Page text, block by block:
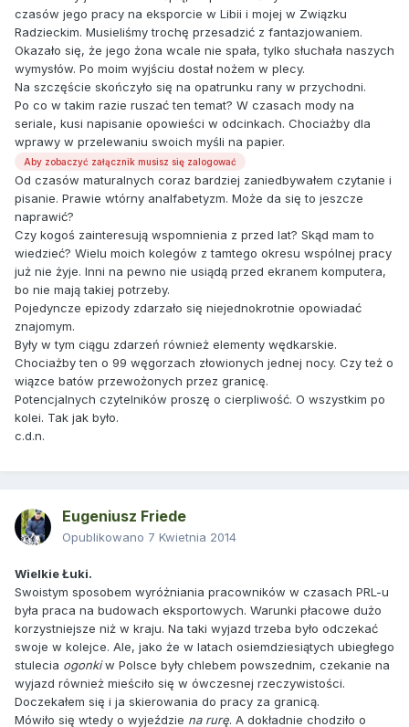
czasów jego pracy na eksporcie w Libii i mojej w Związku
Radzieckim. Musieliśmy trochę przesadzić z fantazjowaniem.
Okazało się, że jego żona wcale nie spała, tylko słuchała naszych
wymysłów. Po moim wyjściu dostał nożem w plecy.
Na szczęście skończyło się na opatrunku rany w przychodni.
Po co w takim razie ruszać ten temat? W czasach mody na
seriale, kusi napisanie opowieści w odcinkach. Chociażby dla
wprawy w przelewaniu swoich myśli na papier.
Aby zobaczyć załącznik musisz się zalogować
Od czasów maturalnych coraz bardziej zaniedbywałem czytanie i
pisanie. Prawie wtórny analfabetyzm. Może da się to jeszcze
naprawić?
Czy kogoś zainteresują wspomnienia z przed lat? Skąd mam to
wiedzieć? Wielu moich kolegów z tamtego okresu wspólnej pracy
już nie żyje. Inni na pewno nie usiądą przed ekranem komputera,
bo nie mają takiej potrzeby.
Pojedyncze epizody zdarzało się niejednokrotnie opowiadać
znajomym.
Były w tym ciągu zdarzeń również elementy wędkarskie.
Chociażby ten o 99 węgorzach złowionych jednej nocy. Czy też o
wiązce batów przewożonych przez granicę.
Potencjalnych czytelników proszę o cierpliwość. O wszystkim po
kolei. Tak jak było.
c.d.n.
Eugeniusz Friede
Opublikowano 7 Kwietnia 2014
Wielkie Łuki.
Swoistym sposobem wyróżniania pracowników w czasach PRL-u
była praca na budowach eksportowych. Warunki płacowe dużo
korzystniejsze niż w kraju. Na taki wyjazd trzeba było odczekać
swoje w kolejce. Ale, jako że w latach osiemdziesiątych ubiegłego
stulecia ogonkiw Polsce były chlebem powszednim, czekanie na
wyjazd również mieściło się w ówczesnej rzeczywistości.
Doczekałem się i ja skierowania do pracy za granicą.
Mówiło się wtedy o wyjeździe na rurę. A dokładnie chodziło o